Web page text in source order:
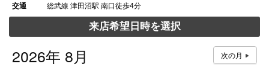
交通
総武線 津田沼駅 南口徒歩4分
来店希望日時を選択
2026年 8月